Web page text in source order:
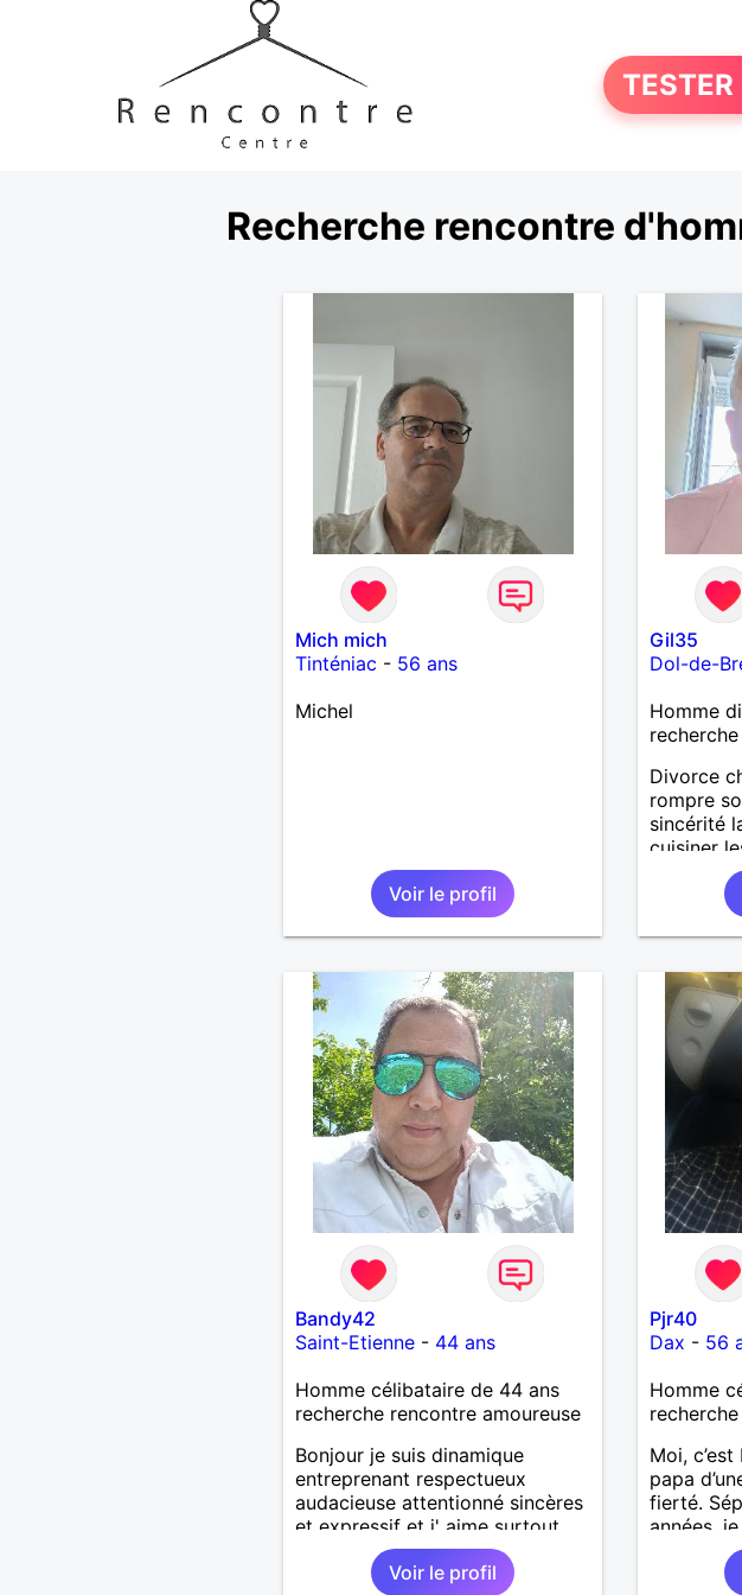
Recherche rencontre
Mich mich
Tinténiac - 56 ans
Michel
Voir le profil
Gil35
Dol-de-
Homme
Divorce
rompre
sincérité
cuisiner
la main
surtout
Coup de
Bandy42
Saint-Etienne- 44 ans
Homme célibataire de 44 ans
recherche rencontre amoureuse
Bonjour je suis dinamique
entreprenant respectueux
audacieuse attentionné sincères
et expressif et j' aime surtout
les câlins et à les partager avec
humour et amour bisous à+ à
Voir le profil
Pjr40
Dax - 56
Homme
Moi,
papa
fierté.
années,
affinités
rompre